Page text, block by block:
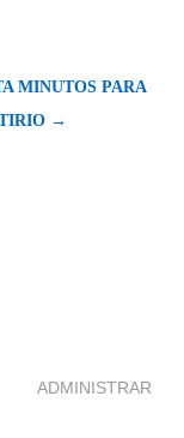
MINUTOS PARA
→
ADMINISTRAR